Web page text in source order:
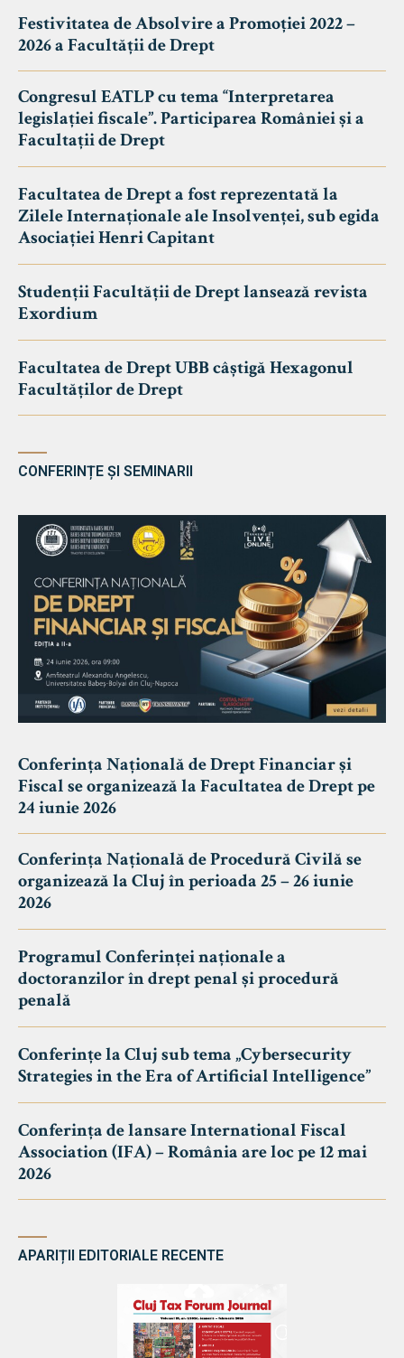
Festivitatea de Absolvire a Promoției 2022 –
2026 a Facultății de Drept
Congresul EATLP cu tema “Interpretarea
legislației fiscale”. Participarea României și a
Facultații de Drept
Facultatea de Drept a fost reprezentată la
Zilele Internaționale ale Insolvenței, sub egida
Asociației Henri Capitant
Studenții Facultății de Drept lansează revista
Exordium
Facultatea de Drept UBB câștigă Hexagonul
Facultăților de Drept
CONFERINȚE ȘI SEMINARII
Conferința Națională de Drept Financiar și
Fiscal se organizează la Facultatea de Drept pe
24 iunie 2026
Conferința Națională de Procedură Civilă se
organizează la Cluj în perioada 25 – 26 iunie
2026
Programul Conferinței naționale a
doctoranzilor în drept penal și procedură
penală
Conferințe la Cluj sub tema „Cybersecurity
Strategies in the Era of Artificial Intelligence”
Conferința de lansare International Fiscal
Association (IFA) – România are loc pe 12 mai
2026
APARIȚII EDITORIALE RECENTE